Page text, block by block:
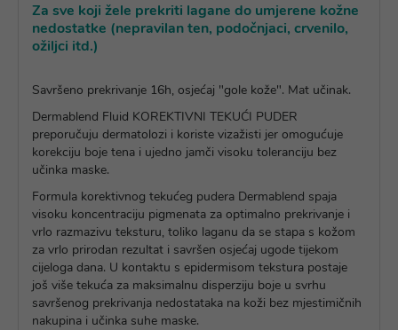
Za sve koji žele prekriti lagane do umjerene kožne
nedostatke (nepravilan ten, podočnjaci, crvenilo,
ožiljci itd.)
Savršeno prekrivanje 16h, osjećaj "gole kože". Mat učinak.
Dermablend Fluid KOREKTIVNI TEKUĆI PUDER
preporučuju dermatolozi i koriste vizažisti jer omogućuje
korekciju boje tena i ujedno jamči visoku toleranciju bez
učinka maske.
Formula korektivnog tekućeg pudera Dermablend spaja
visoku koncentraciju pigmenata za optimalno prekrivanje i
vrlo razmazivu teksturu, toliko laganu da se stapa s kožom
za vrlo prirodan rezultat i savršen osjećaj ugode tijekom
cijeloga dana. U kontaktu s epidermisom tekstura postaje
još više tekuća za maksimalnu disperziju boje u svrhu
savršenog prekrivanja nedostataka na koži bez mjestimičnih
nakupina i učinka suhe maske.